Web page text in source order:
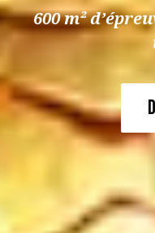
600 m²